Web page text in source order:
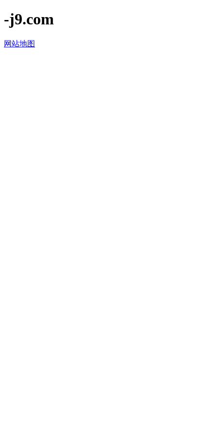
-j9.com
网站地图